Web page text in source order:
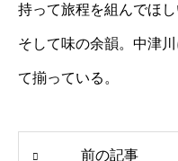
持って旅程を組んでほ
そして味の余韻。中津
て揃っている。
前の記事